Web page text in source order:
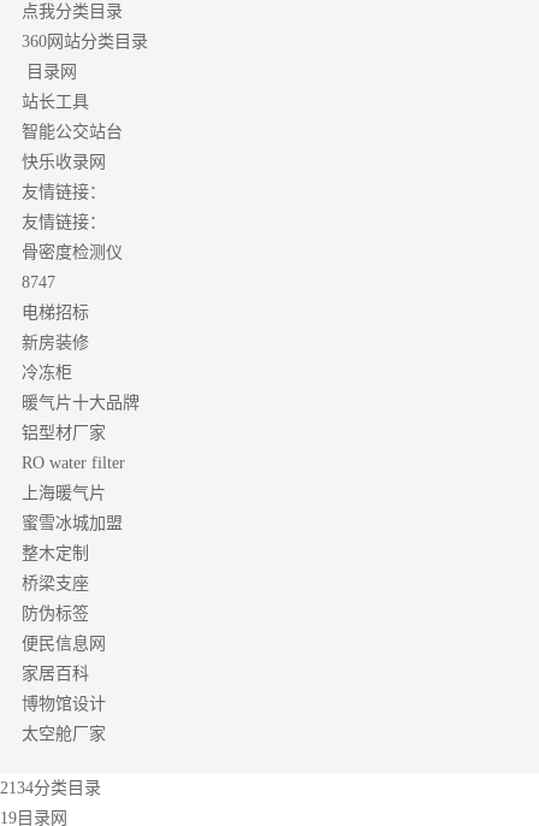
点我分类目录
360网站分类目录
目录网
站长工具
智能公交站台
快乐收录网
友情链接：
友情链接：
骨密度检测仪
8747
电梯招标
新房装修
冷冻柜
暖气片十大品牌
铝型材厂家
RO water filter
上海暖气片
蜜雪冰城加盟
整木定制
桥梁支座
防伪标签
便民信息网
家居百科
博物馆设计
太空舱厂家
2134分类目录
19目录网